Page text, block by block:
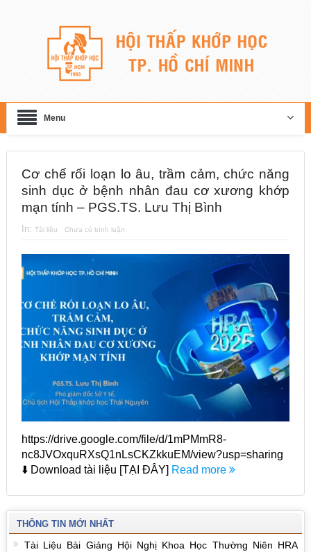
Menu
Cơ chế rối loạn lo âu, trầm cảm, chức năng
sinh dục ở bệnh nhân đau cơ xương khớp
mạn tính – PGS.TS. Lưu Thị Bình
In: Tài liệu Chưa có bình luận
https://drive.google.com/file/d/1mPMmR8-
nc8JVOxquRXsQ1nLsCKZkkuEM/view?usp=sharing
⬇️ Download tài liệu [TẠI ĐÂY] Read more
THÔNG TIN MỚI NHẤT
Tài Liệu Bài Giảng Hội Nghị Khoa Học Thường Niên HRA